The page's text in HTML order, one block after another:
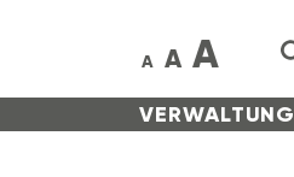
VERWAL­TUNG
A A A